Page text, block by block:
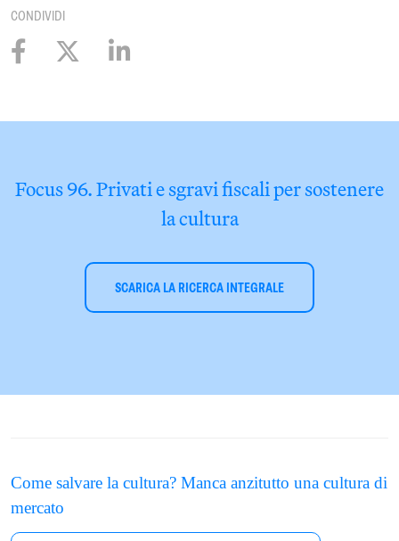
CONDIVIDI
Focus 96. Privati e sgravi fiscali per sostenere
la cultura
SCARICA LA RICERCA INTEGRALE
Come salvare la cultura? Manca anzitutto una cultura di
mercato